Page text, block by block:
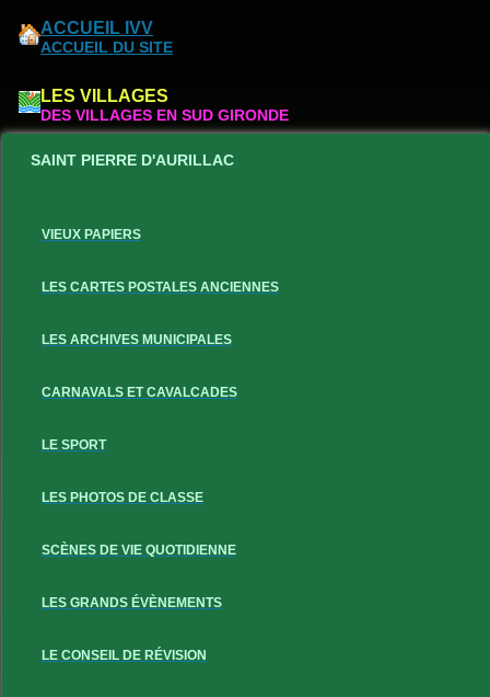
ACCUEIL IVV
ACCUEIL DU SITE
LES VILLAGES
DES VILLAGES EN SUD GIRONDE
SAINT PIERRE D'AURILLAC
VIEUX PAPIERS
LES CARTES POSTALES ANCIENNES
LES ARCHIVES MUNICIPALES
CARNAVALS ET CAVALCADES
LE SPORT
LES PHOTOS DE CLASSE
SCÈNES DE VIE QUOTIDIENNE
LES GRANDS ÉVÈNEMENTS
LE CONSEIL DE RÉVISION